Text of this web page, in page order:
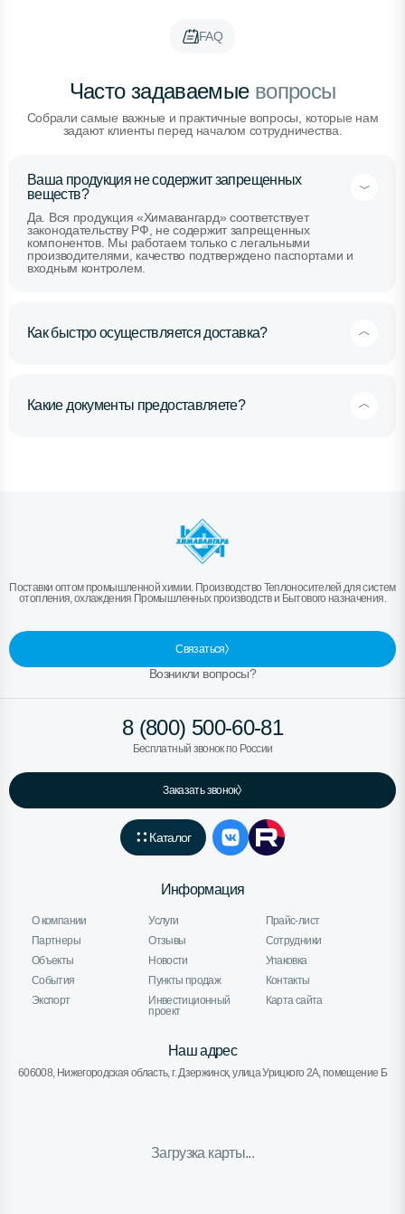
FAQ
Часто задаваемыевопросы
Собрали самые важные и практичные вопросы, которые нам
задают клиенты перед началом сотрудничества.
Ваша продукция не содержит запрещенных
веществ?
Да. Вся продукция «Химавангард» соответствует
законодательству РФ, не содержит запрещенных
компонентов. Мы работаем только с легальными
производителями, качество подтверждено паспортами и
входным контролем.
Как быстро осуществляется доставка?
Какие документы предоставляете?
Поставки оптом промышленной химии. Производство Теплоносителей для систем
отопления, охлаждения Промышленных производств и Бытового назначения.
Связаться
Возникли вопросы?
8 (800) 500-60-81
Бесплатный звонок по России
Заказать звонок
Каталог
Информация
О компании Услуги
Прайс-лист
Партнеры
Отзывы
Сотрудники
Объекты
Новости
Упаковка
События
Пункты продаж
Контакты
Экспорт
Инвестиционный
проект
Карта сайта
Наш адрес
606008, Нижегородская область, г. Дзержинск, улица Урицкого 2А, помещение Б
Загрузка карты...